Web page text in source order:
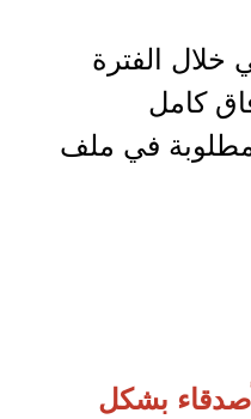
خلال الفترة
كامل
في ملف
بشكل